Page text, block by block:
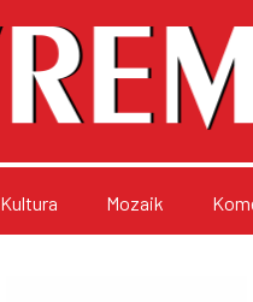
Kultura Mozaik